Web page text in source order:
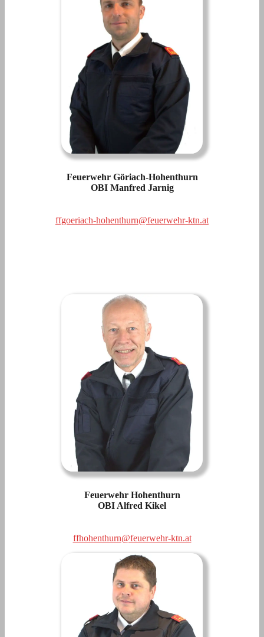
Feuerwehr Göriach-Hohenthurn
OBI Manfred Jarnig
ffgoeriach-hohenthurn@feuerwehr-ktn.at
Feuerwehr Hohenthurn
OBI Alfred Kikel
ffhohenthurn@feuerwehr-ktn.at